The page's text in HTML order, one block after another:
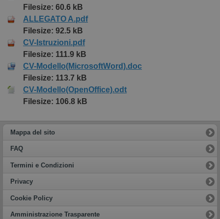
Filesize: 60.6 kB
ALLEGATO A.pdf
Filesize: 92.5 kB
CV-Istruzioni.pdf
Filesize: 111.9 kB
CV-Modello(MicrosoftWord).doc
Filesize: 113.7 kB
CV-Modello(OpenOffice).odt
Filesize: 106.8 kB
Mappa del sito
FAQ
Termini e Condizioni
Privacy
Cookie Policy
Amministrazione Trasparente